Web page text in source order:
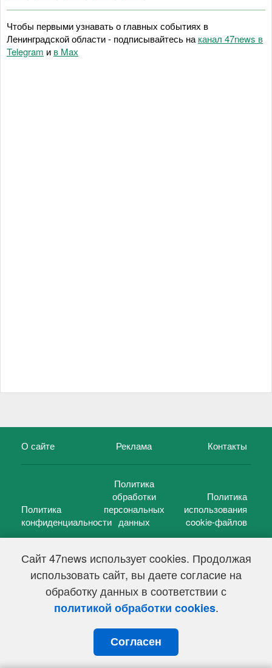
Сайт 47news использует cookies. Продолжая
использовать сайт, вы даете согласие на
обработку данных в соответствии с
политикой обработки cookies.
Согласен
Чтобы первыми узнавать о главных событиях в
Ленинградской области - подписывайтесь на канал 47news в
Telegram и в Maх
О сайте Реклама Контакты
Политика
конфиденциальности
Политика
обработки
персональных
данных
Политика
использования
cookie-файлов
47 новостей (47 news)2005 — 2026 г.
Свидетельство о регистрации СМИ Эл № ФС 77-39848, выдано
Федеральной службой по надзору в сфере связи,
информационных технологий и массовых коммуникаций